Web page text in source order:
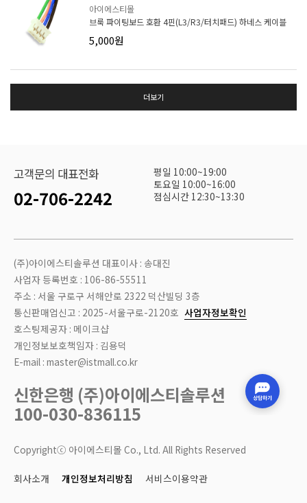
아이에스티몰
브룩 파이팅보드 호환 4핀(L3/R3/터치패드) 하네스 케이블
5,000원
더보기
고객문의 대표전화
02-706-2242
평일 10:00~19:00
토요일 10:00~16:00
점심시간 12:30~13:30
(주)아이에스티솔루션 대표이사 : 송대진
사업자 등록번호 : 106-86-55511
주소 : 서울 구로구 서해안로 2322 덕산빌딩 3층
통신판매업신고 : 2025-서울구로-2120호 사업자정보확인
호스팅제공자 : 메이크샵
개인정보보호책임자 : 김용덕
E-mail : master@istmall.co.kr
신한은행 (주)아이에스티솔루션
100-030-836115
Copyrightⓒ 아이에스티몰 Co., Ltd. All Rights Reserved
회사소개 개인정보처리방침 서비스이용약관